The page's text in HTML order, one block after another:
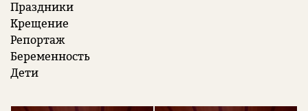
Праздники
Крещение
Репортаж
Беременность
Дети